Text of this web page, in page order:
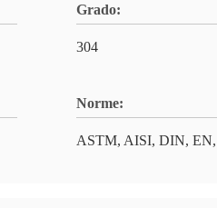
Grado:
304
Norme:
ASTM, AISI, DIN, EN,